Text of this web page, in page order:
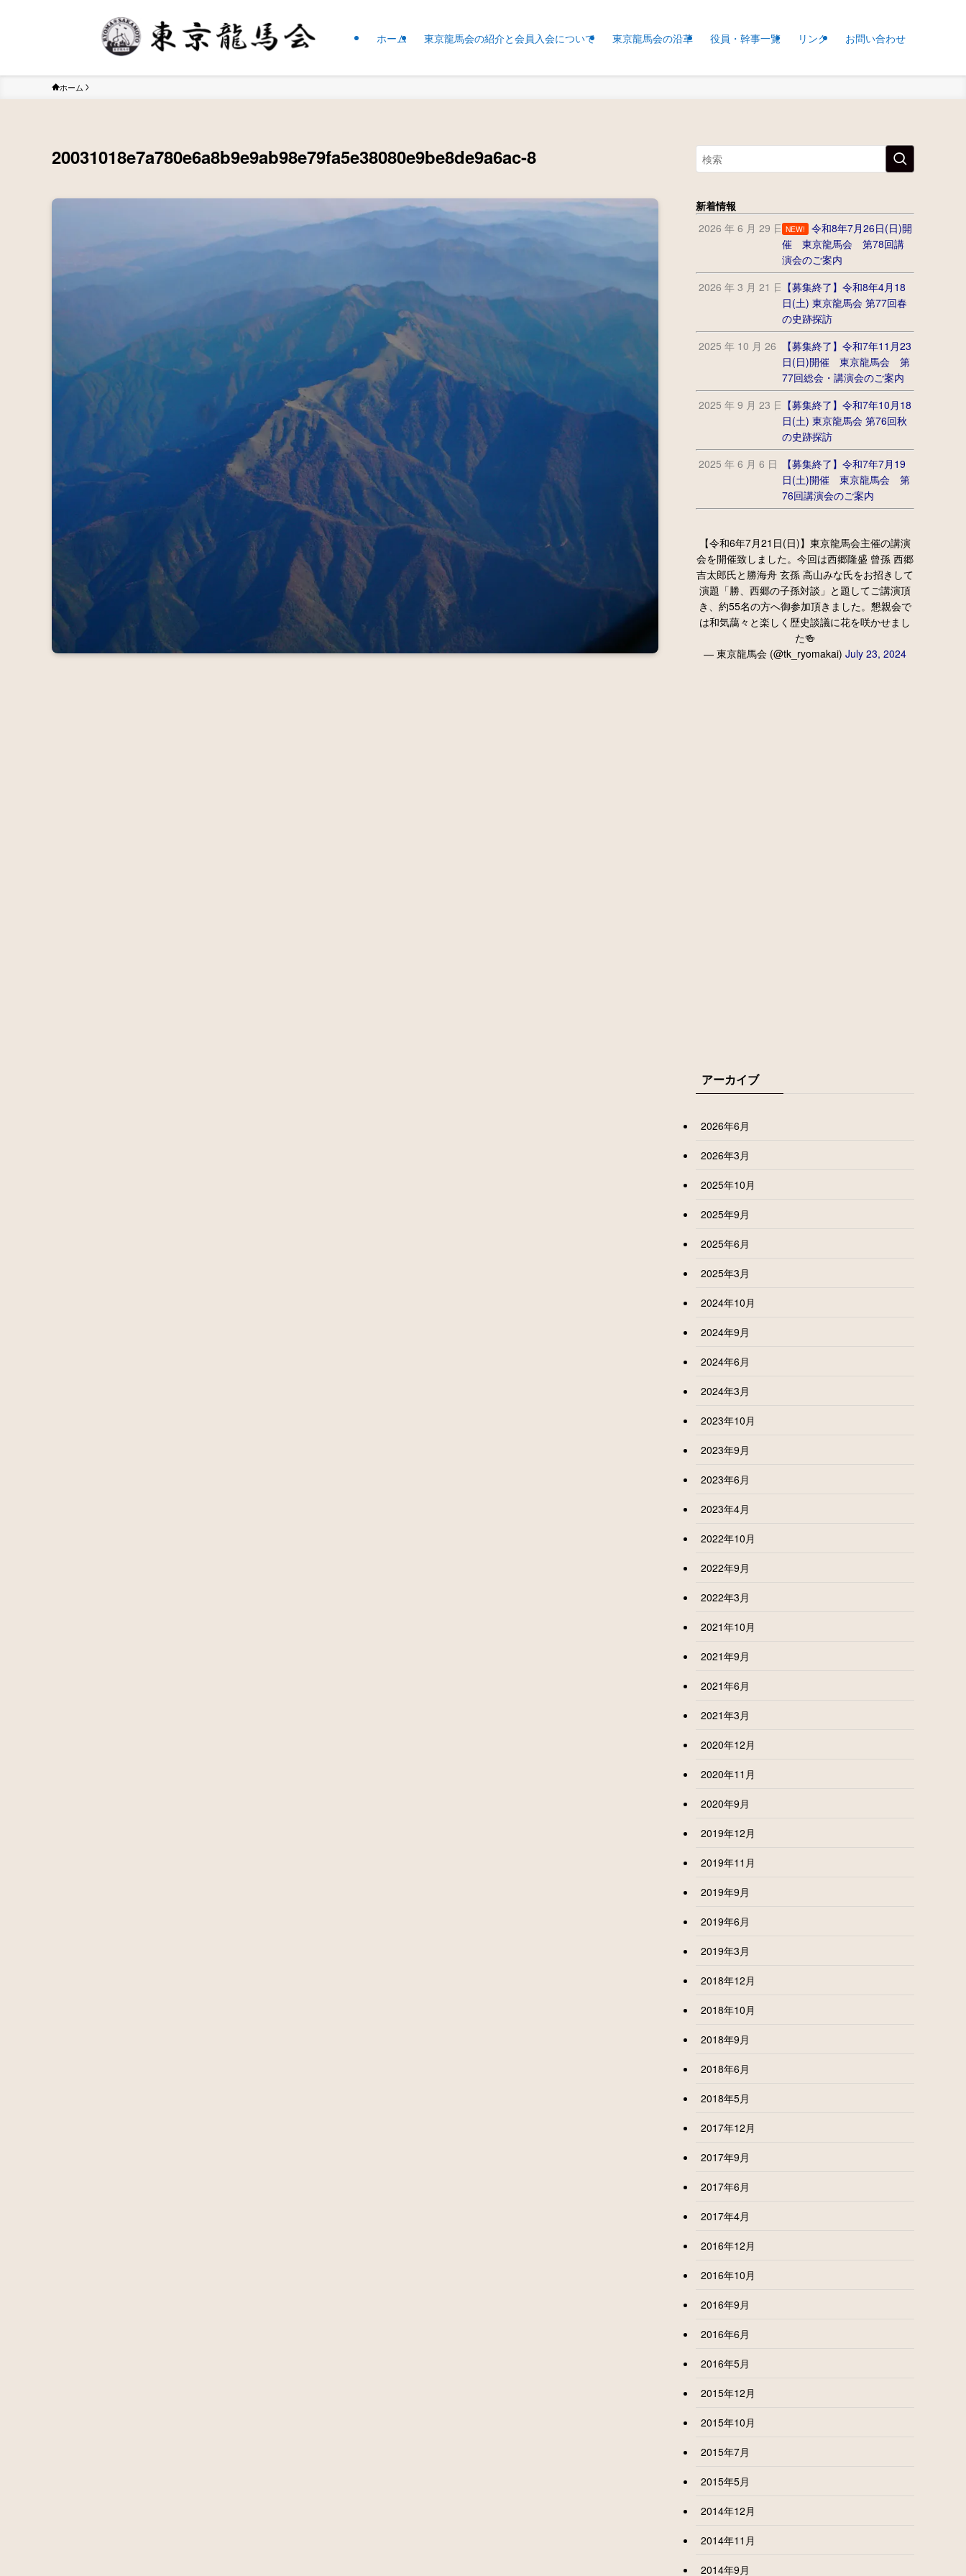
ホーム 東京龍馬会の紹介と会員入会について 東京龍馬会の沿革 役員・幹事一覧 リンク お問い合わせ
ホーム
20031018e7a780e6a8b9e9ab98e79fa5e38080e9be8de9a6ac-8
新着情報
2026 年 6 月 29 日 NEW! 令和8年7月26日(日)開
催 東京龍馬会 第78回講
演会のご案内
2026 年 3 月 21 日 【募集終了】令和8年4月18
日(土) 東京龍馬会 第77回春
の史跡探訪
2025 年 10 月 26 日【募集終了】令和7年11月23
日(日)開催 東京龍馬会 第
77回総会・講演会のご案内
2025 年 9 月 23 日 【募集終了】令和7年10月18
日(土) 東京龍馬会 第76回秋
の史跡探訪
2025 年 6 月 6 日
【募集終了】令和7年7月19
日(土)開催 東京龍馬会 第
76回講演会のご案内
【令和6年7月21日(日)】東京龍馬会主催の講演
会を開催致しました。今回は西郷隆盛 曾孫 西郷
吉太郎氏と勝海舟 玄孫 高山みな氏をお招きして
演題「勝、西郷の子孫対談」と題してご講演頂
き、約55名の方へ御参加頂きました。懇親会で
は和気藹々と楽しく歴史談議に花を咲かせまし
た🍻
— 東京龍馬会 (@tk_ryomakai) July 23, 2024
アーカイブ
2026年6月
2026年3月
2025年10月
2025年9月
2025年6月
2025年3月
2024年10月
2024年9月
2024年6月
2024年3月
2023年10月
2023年9月
2023年6月
2023年4月
2022年10月
2022年9月
2022年3月
2021年10月
2021年9月
2021年6月
2021年3月
2020年12月
2020年11月
2020年9月
2019年12月
2019年11月
2019年9月
2019年6月
2019年3月
2018年12月
2018年10月
2018年9月
2018年6月
2018年5月
2017年12月
2017年9月
2017年6月
2017年4月
2016年12月
2016年10月
2016年9月
2016年6月
2016年5月
2015年12月
2015年10月
2015年7月
2015年5月
2014年12月
2014年11月
2014年9月